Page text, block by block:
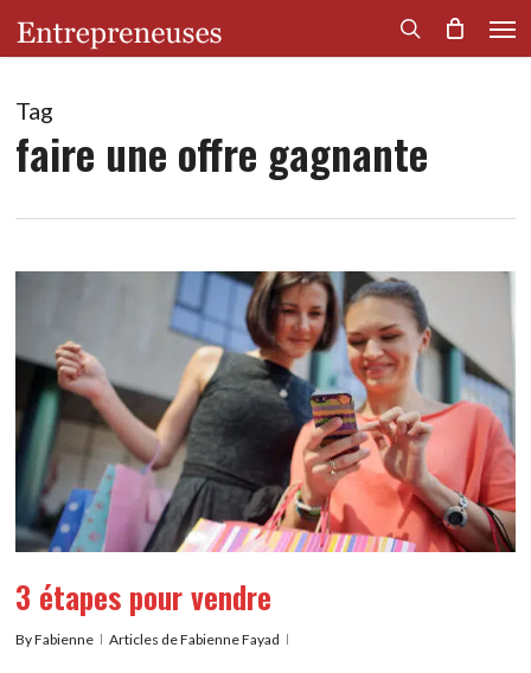
content
search
Tag
faire une offre gagnante
3 étapes pour vendre
ByFabienne Articles de Fabienne Fayad